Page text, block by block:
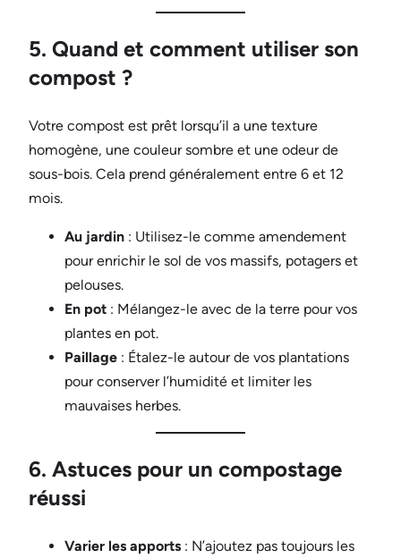
5. Quand et comment utiliser son
compost ?
Votre compost est prêt lorsqu’il a une texture
homogène, une couleur sombre et une odeur de
sous-bois. Cela prend généralement entre 6 et 12
mois.
Au jardin : Utilisez-le comme amendement
pour enrichir le sol de vos massifs, potagers et
pelouses.
En pot : Mélangez-le avec de la terre pour vos
plantes en pot.
Paillage : Étalez-le autour de vos plantations
pour conserver l’humidité et limiter les
mauvaises herbes.
6. Astuces pour un compostage
réussi
Varier les apports : N’ajoutez pas toujours les